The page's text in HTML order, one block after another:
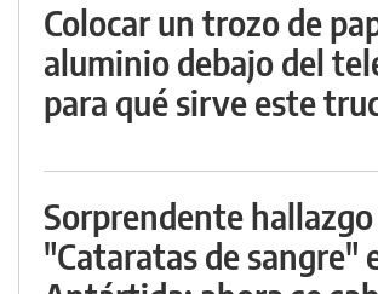
Colocar un trozo de
aluminio debajo del
para qué sirve este
Sorprendente hallazgo
"Cataratas de sangre"